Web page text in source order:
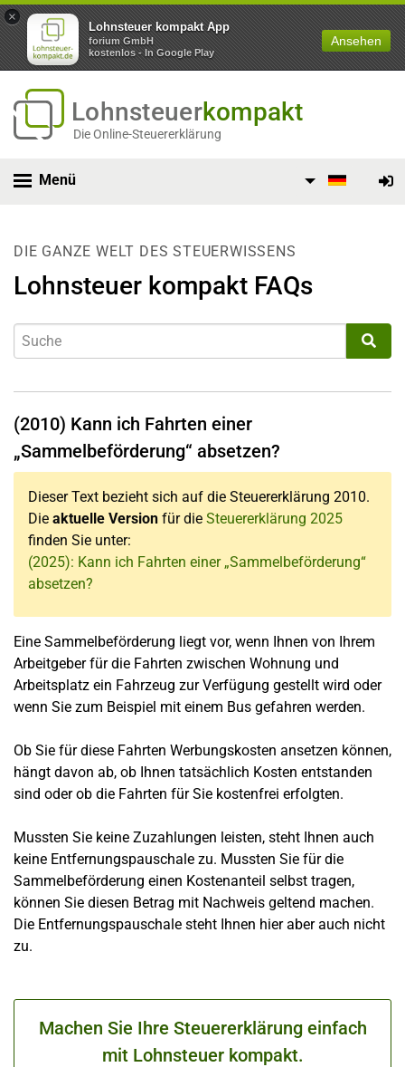
×
Lohnsteuer kompakt App
forium GmbH
kostenlos - In Google Play
Ansehen
Lohnsteuerkompakt
Die Online-Steuererklärung
Menü
DIE GANZE WELT DES STEUERWISSENS
Lohnsteuer kompakt FAQs
(2010) Kann ich Fahrten einer
„Sammelbeförderung“ absetzen?
Dieser Text bezieht sich auf die Steuererklärung 2010.
Die aktuelle Version für die Steuererklärung 2025
finden Sie unter:
(2025): Kann ich Fahrten einer „Sammelbeförderung“
absetzen?
Eine Sammelbeförderung liegt vor, wenn Ihnen von Ihrem
Arbeitgeber für die Fahrten zwischen Wohnung und
Arbeitsplatz ein Fahrzeug zur Verfügung gestellt wird oder
wenn Sie zum Beispiel mit einem Bus gefahren werden.
Ob Sie für diese Fahrten Werbungskosten ansetzen können,
hängt davon ab, ob Ihnen tatsächlich Kosten entstanden
sind oder ob die Fahrten für Sie kostenfrei erfolgten.
Mussten Sie keine Zuzahlungen leisten, steht Ihnen auch
keine Entfernungspauschale zu. Mussten Sie für die
Sammelbeförderung einen Kostenanteil selbst tragen,
können Sie diesen Betrag mit Nachweis geltend machen.
Die Entfernungspauschale steht Ihnen hier aber auch nicht
zu.
Machen Sie Ihre Steuererklärung einfach
mit Lohnsteuer kompakt.